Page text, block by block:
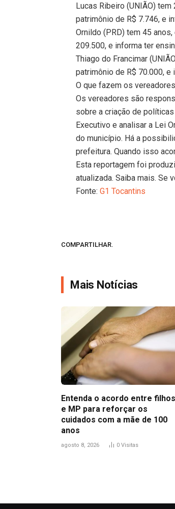
Lucas Ribeiro (UNIÃO)
patrimônio de R$ 7.746, e
Ornildo (PRD) tem 45
209.500, e informa ter
Thiago do Francimar
patrimônio de R$ 70.000,
O que fazem os vereadores
Os vereadores são
sobre a criação de
Executivo e analisar a Lei
do município. Há a
prefeitura. Quando isso
Esta reportagem foi
atualizada. Saiba mais. Se
Fonte:G1 Tocantins
COMPARTILHAR.
Mais Notícias
Entenda o acordo entre filhos
e MP para reforçar os
cuidados com a mãe de 100
anos
agosto 8, 2026 0 Visitas